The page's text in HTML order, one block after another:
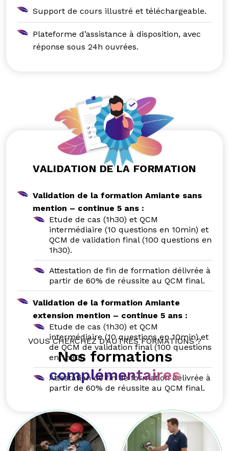
Support de cours illustré et téléchargeable.
Plateforme d’assistance à disposition, avec
réponse sous 24h ouvrées.
VALIDATION DE LA FORMATION
Validation de la formation Amiante sans
mention – continue 5 ans :
Etude de cas (1h30) et QCM
intermédiaire (10 questions en 10min) et
QCM de validation final (100 questions en
1h30).
Attestation de fin de formation délivrée à
partir de 60% de réussite au QCM final.
Validation de la formation Amiante
extension mention – continue 5 ans :
Etude de cas (1h30) et QCM
intermédiaire (10 questions en 10min) et
de QCM de validation final (100 questions
en 1h30).
Attestation de fin de formation délivrée à
partir de 60% de réussite au QCM final.
VOUS CHERCHEZ D’AUTRES FORMATIONS ?
Nos formations
complémentaires